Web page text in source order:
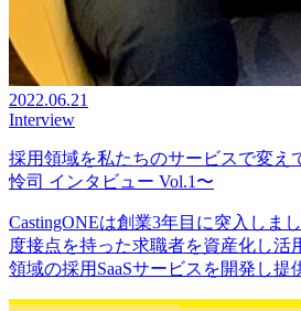
2022.06.21
Interview
採用領域を私たちのサービスで変え
怜司 インタビュー Vol.1〜
CastingONEは創業3年目に突入しま
度接点を持った求職者を資産化し活
領域の採用SaaSサービスを開発し提